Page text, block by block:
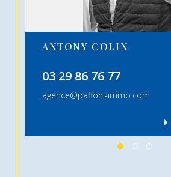
ANTONY COLIN
03 29 86 76 77
agence@paffoni-immo.com